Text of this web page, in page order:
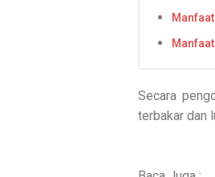
Secara
terbakar dan